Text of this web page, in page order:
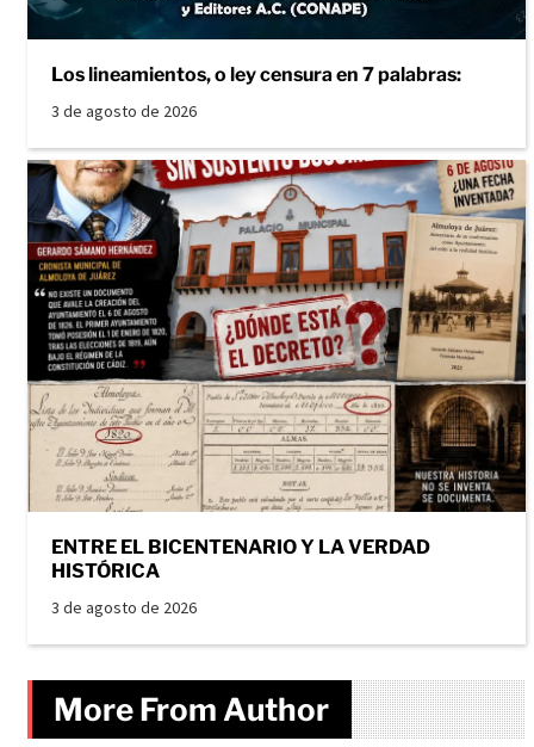
Los lineamientos, o ley censura en 7 palabras:
3 de agosto de 2026
ENTRE EL BICENTENARIO Y LA VERDAD
HISTÓRICA
3 de agosto de 2026
More From Author